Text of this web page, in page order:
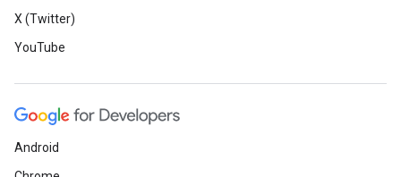
X (Twitter)
YouTube
Android